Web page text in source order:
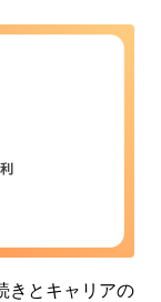
きとキャリアの